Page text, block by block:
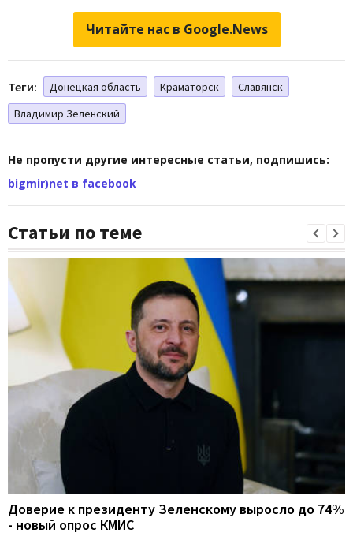
Читайте нас в Google.News
Теги: Донецкая область Краматорск
Славянск
Владимир Зеленский
Не пропусти другие интересные статьи, подпишись:
bigmir)net в facebook
Статьи по теме
Доверие к президенту Зеленскому выросло до 74%
- новый опрос КМИС